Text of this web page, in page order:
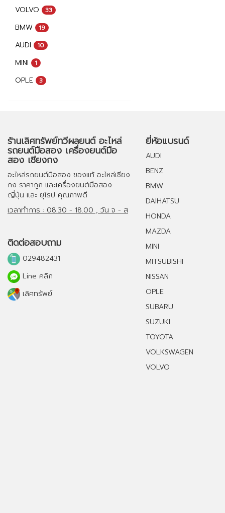
VOLVO 33
BMW 19
AUDI 10
MINI 1
OPLE 3
ร้านเลิศทรัพย์ทวีผลยนต์ อะไหล่
รถยนต์มือสอง เครื่องยนต์มือ
สอง เชียงกง
อะไหล่รถยนต์มือสอง ของแท้ อะไหล่เชียง
กง ราคาถูก และเครื่องยนต์มือสอง
ญี่ปุ่น และ ยุโรป คุณภาพดี
เวลาทำการ : 08.30 - 18.00 , วัน จ - ส
ติดต่อสอบถาม
029482431
Line คลิก
เลิศทรัพย์
ยี่ห้อแบรนด์
AUDI
BENZ
BMW
DAIHATSU
HONDA
MAZDA
MINI
MITSUBISHI
NISSAN
OPLE
SUBARU
SUZUKI
TOYOTA
VOLKSWAGEN
VOLVO